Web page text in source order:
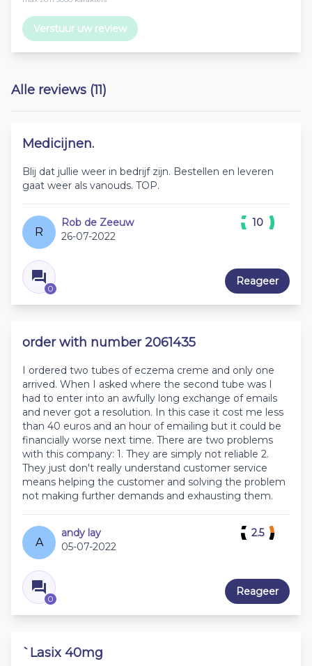
Verstuur uw review
Alle reviews (11)
Medicijnen.
Blij dat jullie weer in bedrijf zijn. Bestellen en leveren
gaat weer als vanouds. TOP.
R
Rob de Zeeuw
26-07-2022
0
10
Reageer
order with number 2061435
I ordered two tubes of eczema creme and only one
arrived. When I asked where the second tube was I
had to enter into an awfully long exchange of emails
and never got a resolution. In this case it cost me less
than 40 euros and an hour of emailing but it could be
financially worse next time. There are two problems
with this company: 1. They are simply not reliable 2.
They just don't really understand customer service
means helping the customer and solving the problem
not making further demands and exhausting them.
A
andy lay
05-07-2022
0
2.5
Reageer
`Lasix 40mg